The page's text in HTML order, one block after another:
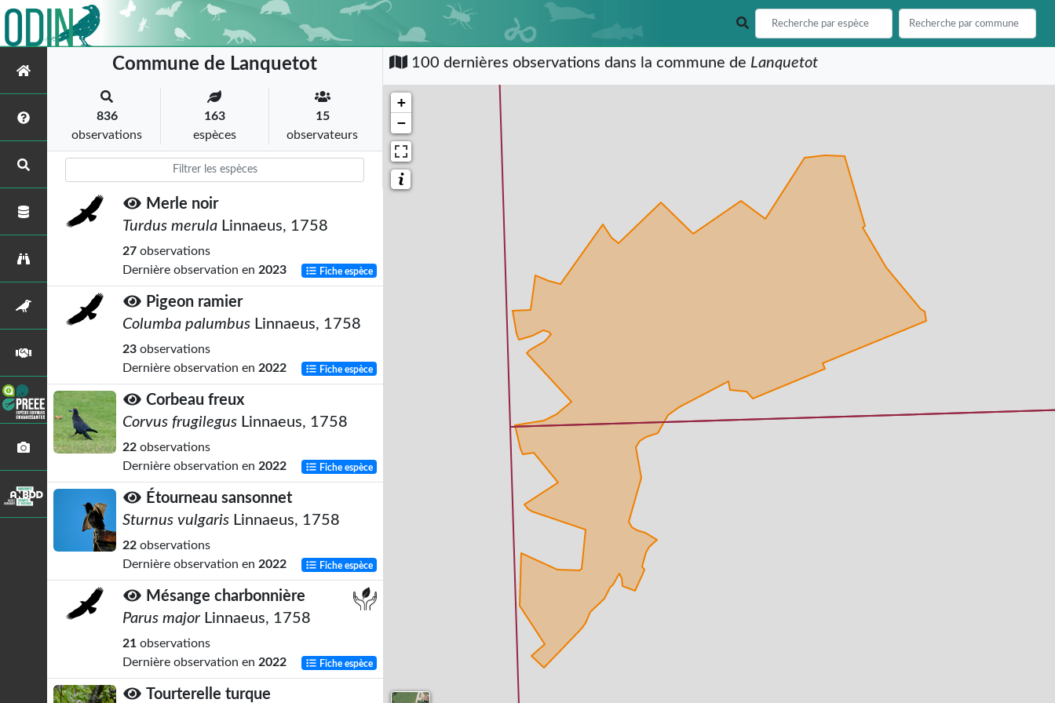
Commune de Lanquetot
836
observations
163
espèces
15
observateurs
Merle noir
Turdus merula Linnaeus, 1758
27 observations
Dernière observation en 2023 Fiche espèce
Pigeon ramier
Columba palumbus Linnaeus, 1758
23 observations
Dernière observation en 2022 Fiche espèce
Corbeau freux
Corvus frugilegus Linnaeus, 1758
22 observations
Dernière observation en 2022 Fiche espèce
Étourneau sansonnet
Sturnus vulgaris Linnaeus, 1758
22 observations
Dernière observation en 2022 Fiche espèce
Mésange charbonnière
Parus major Linnaeus, 1758
21 observations
Dernière observation en 2022 Fiche espèce
Tourterelle turque
100 dernières observations dans la commune de Lanquetot
+
−